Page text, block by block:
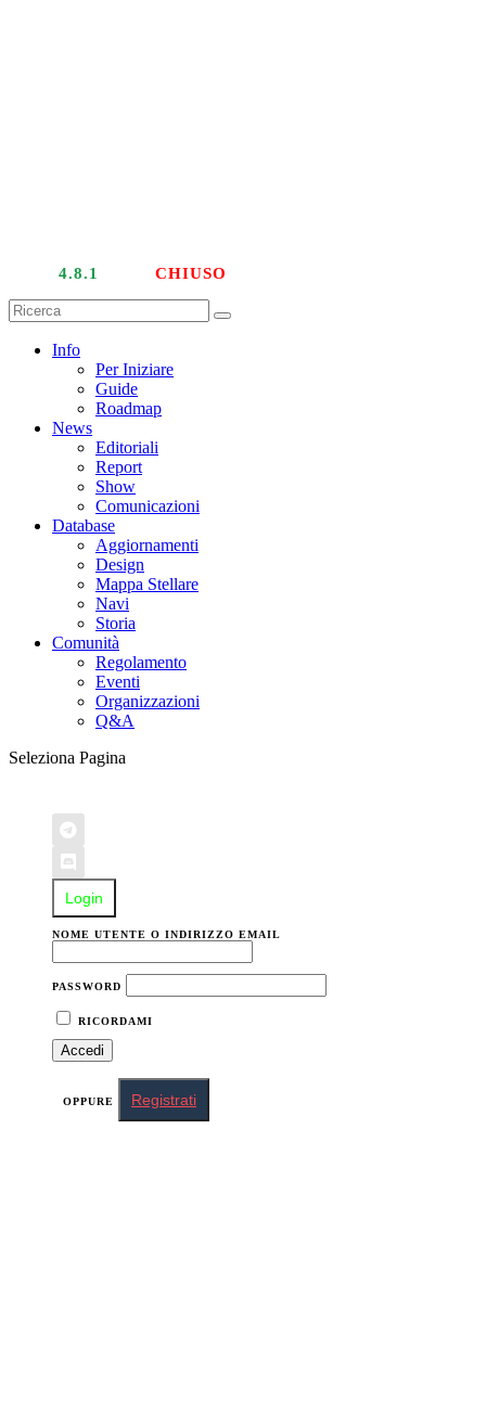
4.8.1 CHIUSO
Info
Per Iniziare
Guide
Roadmap
News
Editoriali
Report
Show
Comunicazioni
Database
Aggiornamenti
Design
Mappa Stellare
Navi
Storia
Comunità
Regolamento
Eventi
Organizzazioni
Q&A
Seleziona Pagina
Login
NOME UTENTE O INDIRIZZO EMAIL
PASSWORD
RICORDAMI
OPPURE Registrati